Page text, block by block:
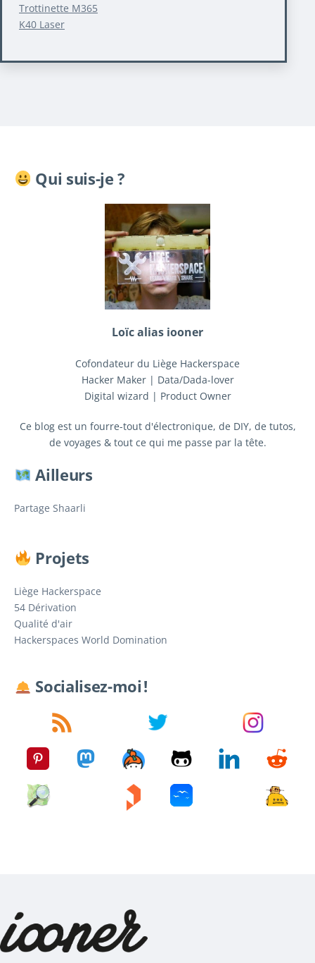
Trottinette M365
K40 Laser
Qui suis-je ?
Loïc alias iooner
Cofondateur du Liège Hackerspace
Hacker Maker | Data/Dada-lover
Digital wizard | Product Owner
Ce blog est un fourre-tout d'électronique, de DIY, de tutos,
de voyages & tout ce qui me passe par la tête.
Ailleurs
Partage Shaarli
Projets
Liège Hackerspace
54 Dérivation
Qualité d'air
Hackerspaces World Domination
Socialisez-moi !